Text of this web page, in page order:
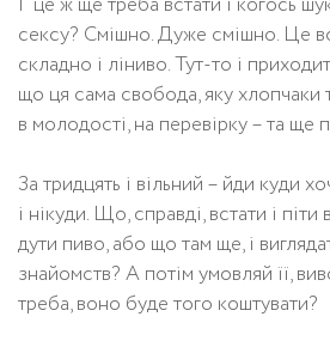
сексу? Смішно. Дуже смішно. Це
складно і ліниво. Тут-то і
що ця сама свобода, яку хлопчаки
в молодості, на перевірку – та ще
За тридцять і вільний – йди куди
і нікуди. Що, справді, встати і піти
дути пиво, або що там ще, і
знайомств? А потім умовляй її,
треба, воно буде того коштувати?